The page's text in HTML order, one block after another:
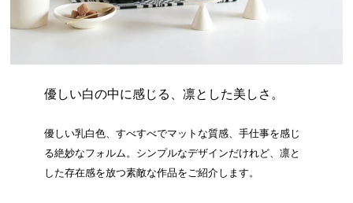
優しい白の中に感じる、凛とした美しさ。
優しい乳白色、すべすべでマットな質感、手仕事を感じ
る絶妙なフォルム。シンプルなデザインだけれど、凛と
した存在感を放つ素敵な作品をご紹介します。